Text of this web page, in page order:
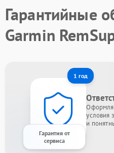
Гарантийные
Garmin
1 год
Гарантия от
сервиса
условия
и